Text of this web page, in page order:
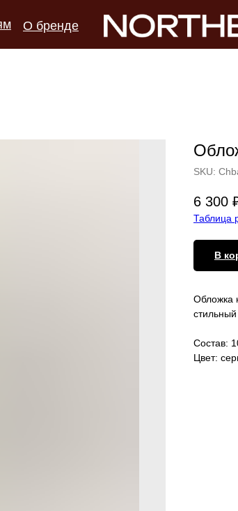
О бренде
SKU:
6 300
Таблица
В
Обложка
Состав:
Цвет: